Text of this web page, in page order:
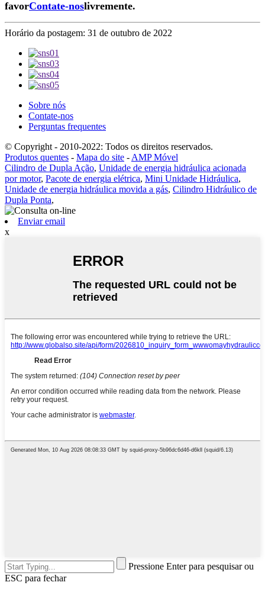
favorContate-noslivremente.
Horário da postagem: 31 de outubro de 2022
Sobre nós
Contate-nos
Perguntas frequentes
© Copyright - 2010-2022: Todos os direitos reservados.
Produtos quentes - Mapa do site - AMP Móvel
Cilindro de Dupla Ação, Unidade de energia hidráulica acionada
por motor, Pacote de energia elétrica, Mini Unidade Hidráulica,
Unidade de energia hidráulica movida a gás, Cilindro Hidráulico de
Dupla Ponta,
Enviar email
x
Pressione Enter para pesquisar ou
ESC para fechar